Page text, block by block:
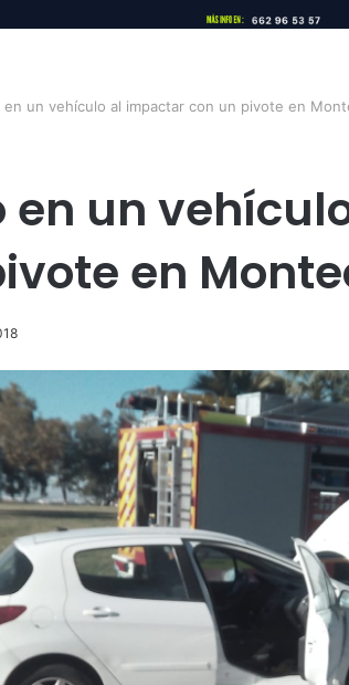
en un vehículo al impactar con un pivote en
en un
en